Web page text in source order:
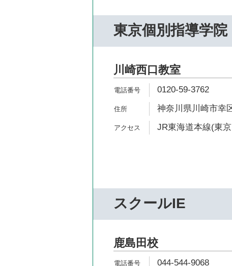
東京個別指導学院
川崎西口教室
0120-59-3762
神奈川県川崎市幸
JR東海道本線(東
スクールIE
鹿島田校
044-544-9068